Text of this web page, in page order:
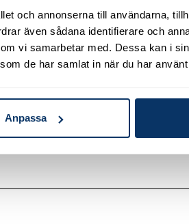
och annonserna till användarna,
även sådana identifierare och
vi samarbetar med. Dessa kan i
de har samlat in när du har
Anpassa
användning för att
Använd inte Sanera
Använd produkten på
Rengör verktygen
Art.nr
10 liter (art.nr 17548)